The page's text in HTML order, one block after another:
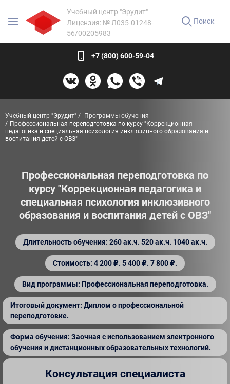
Учебный центр "Эрудит"
Лицензия: № Л035-01248-
56/00205983
Поиск
+7 (800) 600-59-04
Учебный центр "Эрудит"
Программы обучения
Профессиональная переподготовка по курсу "Коррекционная
педагогика и специальная психология инклюзивного образования и
воспитания детей с ОВЗ"
Профессиональная переподготовка по
курсу "Коррекционная педагогика и
специальная психология инклюзивного
образования и воспитания детей с ОВЗ"
Длительность обучения: 260 ак.ч. 520 ак.ч. 1040 ак.ч.
Стоимость: 4 200 ₽. 5 400 ₽. 7 800 ₽.
Вид программы: Профессиональная переподготовка.
Итоговый документ: Диплом о профессиональной
переподготовке.
Форма обучения: Заочная с использованием электронного
обучения и дистанционных образовательных технологий.
Консультация специалиста